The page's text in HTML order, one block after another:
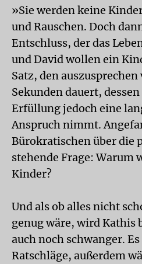
»Sie werden keine
und Rauschen. Doch
Entschluss, der das
und David wollen ein
Satz, den
Sekunden dauert,
Erfüllung jedoch eine
Anspruch nimmt.
Bürokratischen über die
stehende Frage:
Kinder?
Und als ob alles nicht
genug wäre, wird Kathis
auch noch schwanger.
Ratschläge, außerdem